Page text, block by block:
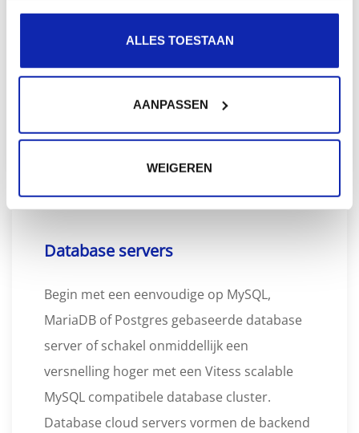
ALLES TOESTAAN
AANPASSEN
WEIGEREN
NGinx servers tot volledig op docker
containers gebaseerde front- en backend
web oplossingen. Kinamo kan u zonder
Database servers
Begin met een eenvoudige op MySQL,
MariaDB of Postgres gebaseerde database
server of schakel onmiddellijk een
versnelling hoger met een Vitess scalable
MySQL compatibele database cluster.
Database cloud servers vormen de backend